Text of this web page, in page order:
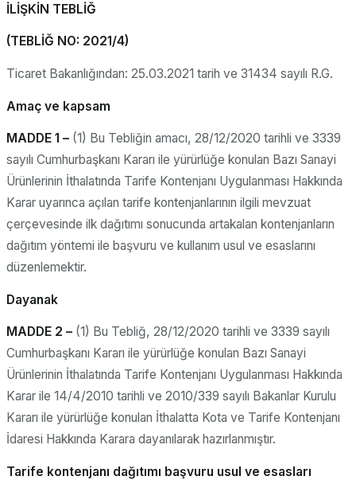
İLİŞKİN TEBLİĞ
(TEBLİĞ NO: 2021/4)
Ticaret Bakanlığından: 25.03.2021 tarih ve 31434 sayılı R.G.
Amaç ve kapsam
MADDE 1 – (1) Bu Tebliğin amacı, 28/12/2020 tarihli ve 3339
sayılı Cumhurbaşkanı Kararı ile yürürlüğe konulan Bazı Sanayi
Ürünlerinin İthalatında Tarife Kontenjanı Uygulanması Hakkında
Karar uyarınca açılan tarife kontenjanlarının ilgili mevzuat
çerçevesinde ilk dağıtımı sonucunda artakalan kontenjanların
dağıtım yöntemi ile başvuru ve kullanım usul ve esaslarını
düzenlemektir.
Dayanak
MADDE 2 – (1) Bu Tebliğ, 28/12/2020 tarihli ve 3339 sayılı
Cumhurbaşkanı Kararı ile yürürlüğe konulan Bazı Sanayi
Ürünlerinin İthalatında Tarife Kontenjanı Uygulanması Hakkında
Karar ile 14/4/2010 tarihli ve 2010/339 sayılı Bakanlar Kurulu
Kararı ile yürürlüğe konulan İthalatta Kota ve Tarife Kontenjanı
İdaresi Hakkında Karara dayanılarak hazırlanmıştır.
Tarife kontenjanı dağıtımı başvuru usul ve esasları